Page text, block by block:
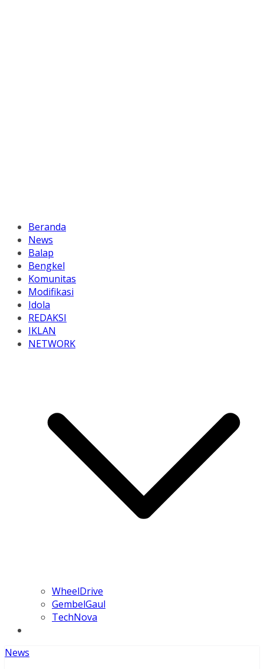
Beranda
News
Balap
Bengkel
Komunitas
Modifikasi
Idola
REDAKSI
IKLAN
NETWORK
WheelDrive
GembelGaul
TechNova
News